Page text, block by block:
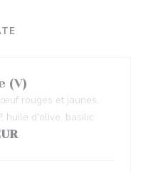
(V)
rouges et jaunes,
huile d'olive, basilic